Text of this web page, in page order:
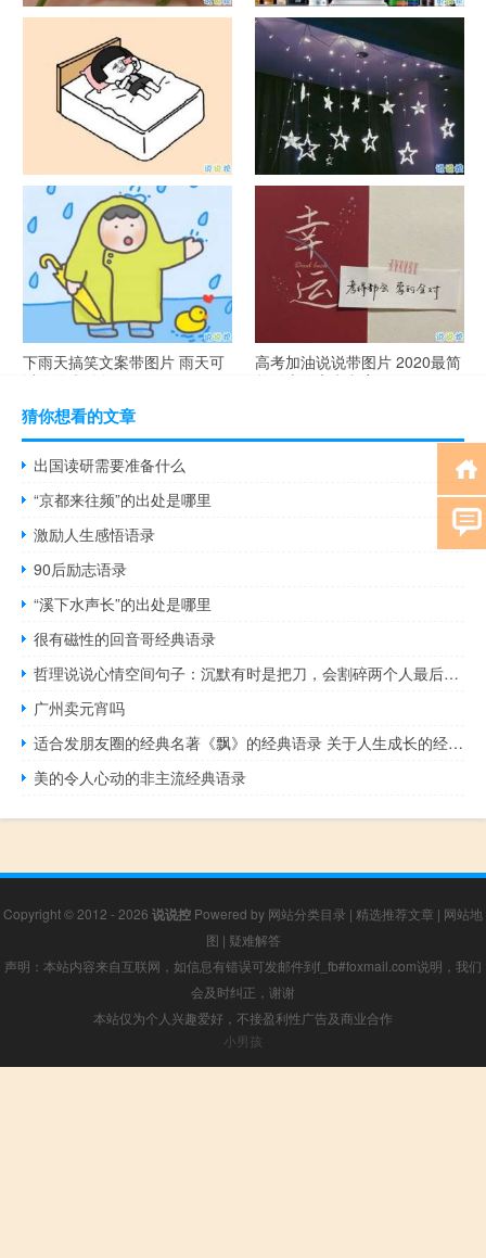
官宣恋爱的说说配图 官宣句子
抖音摆地摊文案 摆地摊的搞笑
说说带图片
谐音梗土味情话大全带图片 油
腻搞笑的土味情话
很酷的霸气句子带图片 最新霸
气说说高冷范
下雨天搞笑文案带图片 雨天可
以发的幽默句子
高考加油说说带图片 2020最简
单励志的高考文案
猜你想看的文章
出国读研需要准备什么
“京都来往频”的出处是哪里
激励人生感悟语录
90后励志语录
“溪下水声长”的出处是哪里
很有磁性的回音哥经典语录
哲理说说心情空间句子：沉默有时是把刀，会割碎两个人最后的坚持
广州卖元宵吗
适合发朋友圈的经典名著《飘》的经典语录 关于人生成长的经典句子大全
美的令人心动的非主流经典语录
Copyright © 2012 - 2026 说说控 Powered by 网站分类目录 | 精选推荐文章 | 网站地
图 | 疑难解答
声明：本站内容来自互联网，如信息有错误可发邮件到f_fb#foxmail.com说明，我们
会及时纠正，谢谢
本站仅为个人兴趣爱好，不接盈利性广告及商业合作
小男孩